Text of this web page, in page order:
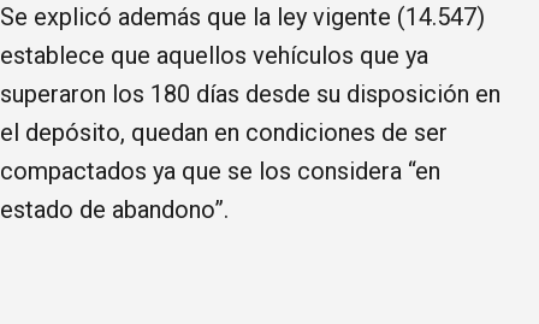
Se explicó además que la ley vigente (14.547)
establece que aquellos vehículos que ya
superaron los 180 días desde su disposición en
el depósito, quedan en condiciones de ser
compactados ya que se los considera “en
estado de abandono”.